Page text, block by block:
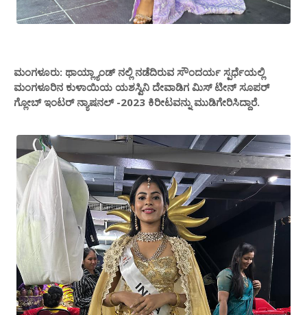
ಮಂಗಳೂರು: ಥಾಯ್ಲ್ಯಾಂಡ್ ನಲ್ಲಿ ನಡೆದಿರುವ ಸೌಂದರ್ಯ ಸ್ಪರ್ಧೆಯಲ್ಲಿ
ಮಂಗಳೂರಿನ ಕುಳಾಯಿಯ ಯಶಸ್ವಿನಿ‌ ದೇವಾಡಿಗ ಮಿಸ್ ಟೀನ್ ಸೂಪರ್
ಗ್ಲೋಬ್ ಇಂಟರ್ ನ್ಯಾಷನಲ್ -2023 ಕಿರೀಟವನ್ನು ಮುಡಿಗೇರಿಸಿದ್ದಾರೆ.